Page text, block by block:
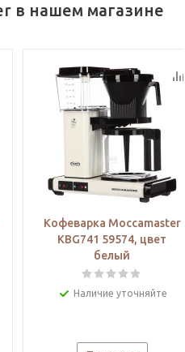
в нашем магазине
Кофеварка Moccamaster
KBG741 59574, цвет
белый
Наличие уточняйте